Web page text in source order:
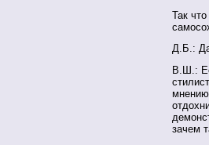
Так
Д.Б.:
В.Ш.:
зачем